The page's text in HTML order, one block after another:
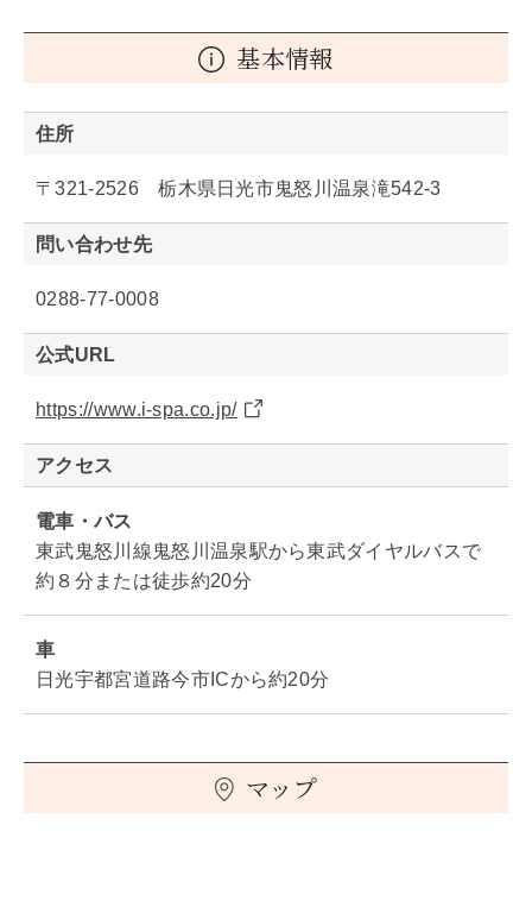
基本情報
住所
〒321-2526 栃木県日光市鬼怒川温泉滝542-3
問い合わせ先
0288-77-0008
公式URL
https://www.i-spa.co.jp/
アクセス
電車・バス
東武鬼怒川線鬼怒川温泉駅から東武ダイヤルバスで
約８分または徒歩約20分
車
日光宇都宮道路今市ICから約20分
マップ